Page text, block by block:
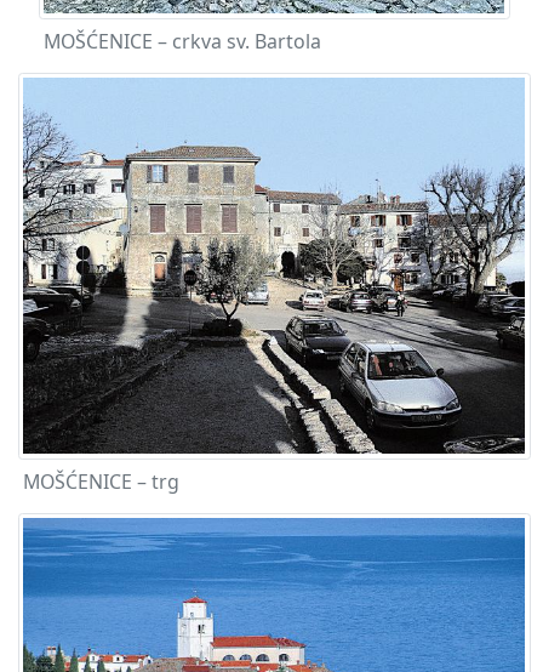
MOŠĆENICE – crkva sv. Bartola
MOŠĆENICE – trg